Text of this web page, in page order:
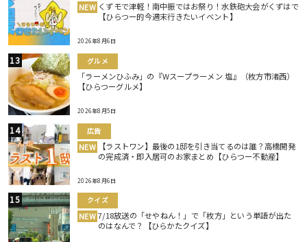
NEW くずモで津軽！南中振ではお祭り！水鉄砲大会がくずはで
【ひらつー的今週末行きたいイベント】
2026年8月6日
グルメ
「ラーメンひふみ」の『Wスープラーメン 塩』（枚方市渚西）
【ひらつーグルメ】
2026年8月5日
広告
NEW
【ラストワン】最後の1邸を引き当てるのは誰？高橋開発
の完成済・即入居可のお家まとめ【ひらつー不動産】
2026年8月6日
クイズ
NEW 7/18放送の「せやねん！」で「枚方」という単語が出た
のはなんで？【ひらかたクイズ】